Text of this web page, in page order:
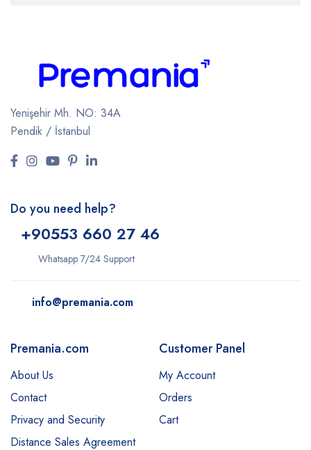
Yenişehir Mh. NO: 34A
Pendik / İstanbul
Do you need help?
+90553 660 27 46
Whatsapp 7/24 Support
info@premania.com
Premania.com
About Us
Contact
Privacy and Security
Distance Sales Agreement
Customer Panel
My Account
Orders
Cart